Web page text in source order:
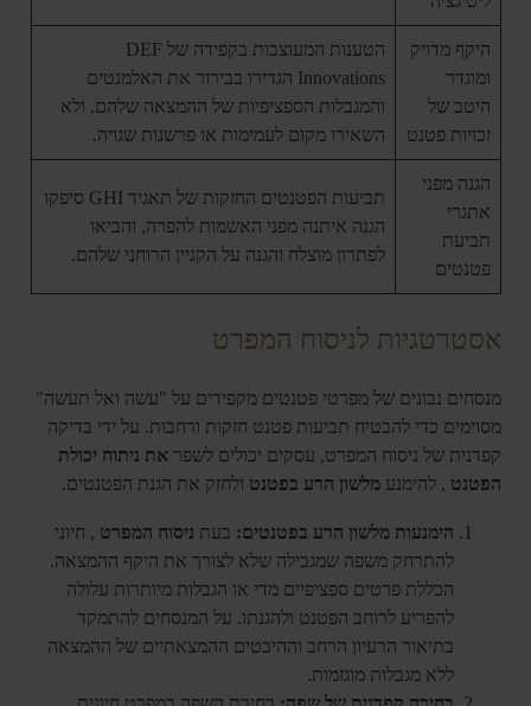
היקף מדויק
ומוגדר
היטב של
זכויות פטנט
הטענות המעוצבות בקפידה של DEF
Innovations הגדירו בבירור את האלמנטים
והמגבלות הספציפיות של ההמצאה שלהם, ולא
השאירו מקום לעמימות או פרשנות שגויה.
הגנה מפני
אתגרי
תביעת
פטנטים
תביעות הפטנטים החזקות של תאגיד GHI סיפקו
הגנה איתנה מפני האשמות להפרה, והביאו
לפתרון מוצלח והגנה על הקניין הרוחני שלהם.
אסטרטגיות לניסוח המפרט
מנסחים נבונים של מפרטי פטנטים מקפידים על "עשה ואל תעשה"
מסוימים כדי להבטיח תביעות פטנט חזקות ורחבות. על ידי בדיקה
קפדנית של ניסוח המפרט, עסקים יכולים לשפראת ניתוח יכולת
הפטנט , להימנעמלשון הרע בפטנט ולחזק את הגנת הפטנטים.
הימנעות מלשון הרע בפטנטים: בעת ניסוח המפרט , חיוני
להתרחק משפה שמגבילה שלא לצורך את היקף ההמצאה.
הכללת פרטים ספציפיים מדי או הגבלות מיותרות עלולה
להפריע לרוחב הפטנט ולהגנתו. על המנסחים להתמקד
בתיאור הרעיון הרחב וההיבטים ההמצאתיים של ההמצאה
ללא מגבלות מוגזמות.